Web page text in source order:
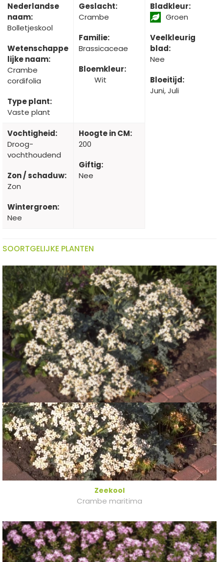
Nederlandse
naam:
Bolletjeskool
Wetenschappe
lijke naam:
Crambe
cordifolia
Type plant:
Vaste plant
Geslacht:
Crambe
Familie:
Brassicaceae
Bloemkleur:
Wit
Bladkleur:
Groen
Veelkleurig
blad:
Nee
Bloeitijd:
Juni, Juli
Vochtigheid:
Droog-
vochthoudend
Zon / schaduw:
Zon
Wintergroen:
Nee
Hoogte in CM:
200
Giftig:
Nee
SOORTGELIJKE PLANTEN
Zeekool
Crambe maritima